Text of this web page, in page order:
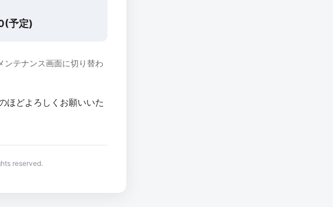
予定)
ンテナンス画面に切り替わ
ほどよろしくお願いいた
reserved.